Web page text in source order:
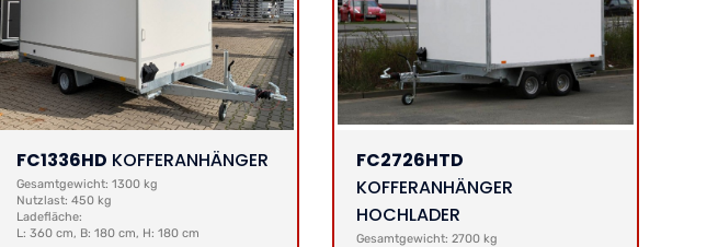
FC1336HD KOFFERANHÄNGER
Gesamtgewicht: 1300 kg
Nutzlast: 450 kg
Ladefläche:
L: 360 cm, B: 180 cm, H: 180 cm
FC2726HTD
KOFFERANHÄNGER
HOCHLADER
Gesamtgewicht: 2700 kg